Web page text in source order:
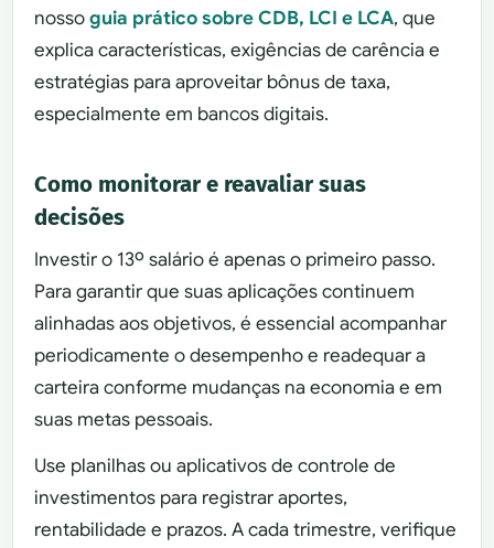
nossoguia prático sobre CDB, LCI e LCA, que
explica características, exigências de carência e
estratégias para aproveitar bônus de taxa,
especialmente em bancos digitais.
Como monitorar e reavaliar suas
decisões
Investir o 13º salário é apenas o primeiro passo.
Para garantir que suas aplicações continuem
alinhadas aos objetivos, é essencial acompanhar
periodicamente o desempenho e readequar a
carteira conforme mudanças na economia e em
suas metas pessoais.
Use planilhas ou aplicativos de controle de
investimentos para registrar aportes,
rentabilidade e prazos. A cada trimestre, verifique